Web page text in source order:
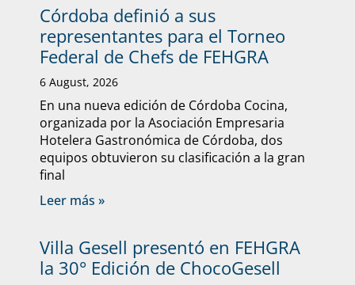
Córdoba definió a sus
representantes para el Torneo
Federal de Chefs de FEHGRA
6 August, 2026
En una nueva edición de Córdoba Cocina,
organizada por la Asociación Empresaria
Hotelera Gastronómica de Córdoba, dos
equipos obtuvieron su clasificación a la gran
final
Leer más »
Villa Gesell presentó en FEHGRA
la 30° Edición de ChocoGesell